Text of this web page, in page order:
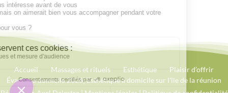
Accueil Massages et rituels Esthétique
Plaisir d’offrir
Évasion à domicile 2026| Esthétique à domicile sur l'île de la réunion